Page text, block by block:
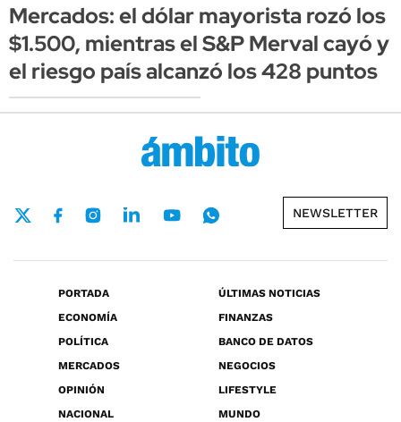
Mercados: el dólar mayorista rozó los
$1.500, mientras el S&P Merval cayó y
el riesgo país alcanzó los 428 puntos
NEWSLETTER
PORTADA
ÚLTIMAS NOTICIAS
ECONOMÍA
FINANZAS
POLÍTICA
BANCO DE DATOS
MERCADOS
NEGOCIOS
OPINIÓN
LIFESTYLE
NACIONAL
MUNDO